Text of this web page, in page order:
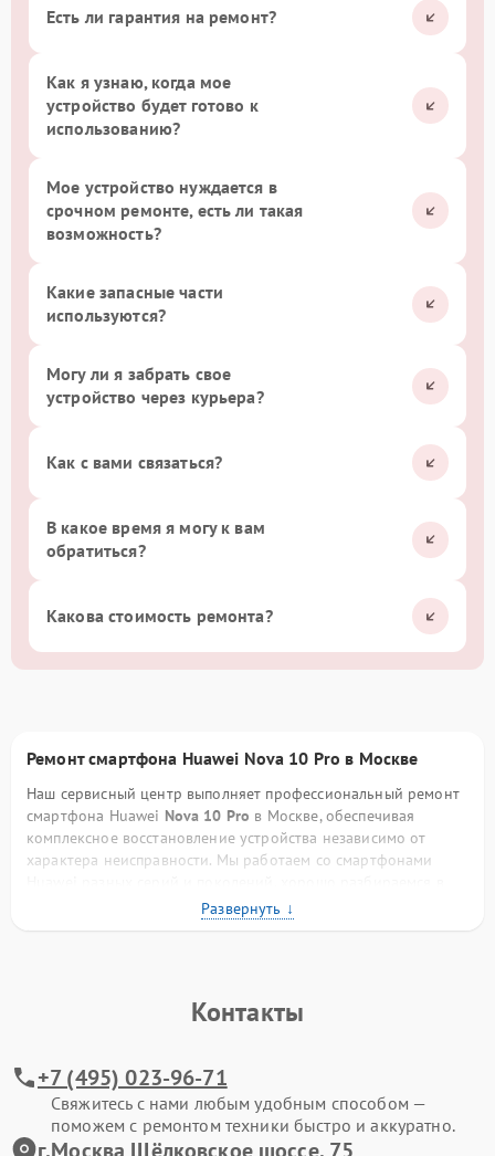
Есть ли гарантия на ремонт?
Как я узнаю, когда мое
устройство будет готово к
использованию?
Мое устройство нуждается в
срочном ремонте, есть ли такая
возможность?
Какие запасные части
используются?
Могу ли я забрать свое
устройство через курьера?
Как с вами связаться?
В какое время я могу к вам
обратиться?
Какова стоимость ремонта?
Ремонт смартфона Huawei Nova 10 Pro в Москве
Наш сервисный центр выполняет профессиональный ремонт
смартфона Huawei Nova 10 Pro в Москве, обеспечивая
комплексное восстановление устройства независимо от
характера неисправности. Мы работаем со смартфонами
конструктивных особенностях бренда, схемотехнике плат,
фирменных процессорах и программном обеспечении. Такой
Современные смартфоны Huawei представляют собой
компонентов или программные ошибки со временем
приводят к сбоям. Своевременное обращение в сервис
помогает сохранить ресурс устройства и избежать
дорогостоящего восстановления в будущем.
Контакты
+7 (495) 023-96-71
Свяжитесь с нами любым удобным способом —
поможем с ремонтом техники быстро и аккуратно.